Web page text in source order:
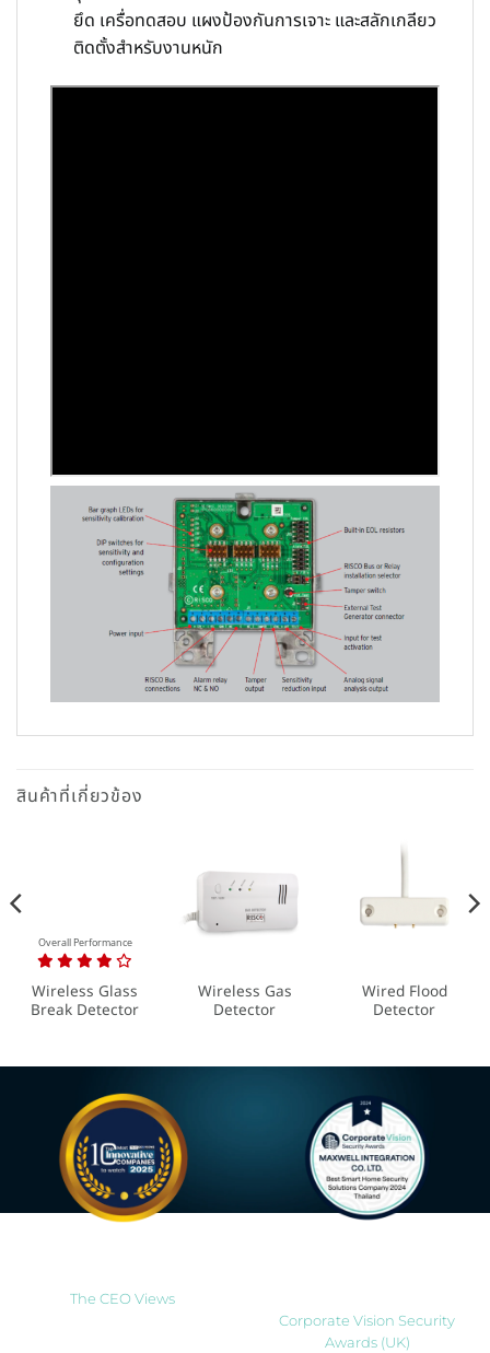
ยึด เครื่อทดสอบ แผงป้องกันการเจาะ และสลักเกลียว
ติดตั้งสำหรับงานหนัก
สินค้าที่เกี่ยวข้อง
Overall Performance
Wireless Glass
Break Detector
Wireless Gas
Detector
Wired Flood
Detector
The CEO Views
Corporate Vision Security
Awards (UK)